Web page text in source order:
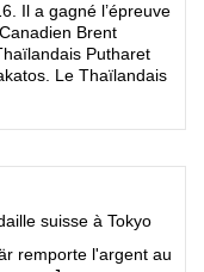
Il a gagné l’épreuve
Brent
Putharet
Le Thaïlandais
suisse à Tokyo
remporte l'argent au